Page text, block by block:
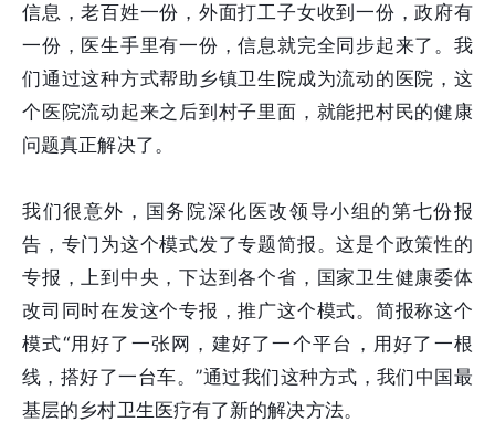
信息，老百姓一份，外面打工子女收到一份，政府有
一份，医生手里有一份，信息就完全同步起来了。我
们通过这种方式帮助乡镇卫生院成为流动的医院，这
个医院流动起来之后到村子里面，就能把村民的健康
问题真正解决了。
我们很意外，国务院深化医改领导小组的第七份报
告，专门为这个模式发了专题简报。这是个政策性的
专报，上到中央，下达到各个省，国家卫生健康委体
改司同时在发这个专报，推广这个模式。简报称这个
模式“用好了一张网，建好了一个平台，用好了一根
线，搭好了一台车。”通过我们这种方式，我们中国最
基层的乡村卫生医疗有了新的解决方法。